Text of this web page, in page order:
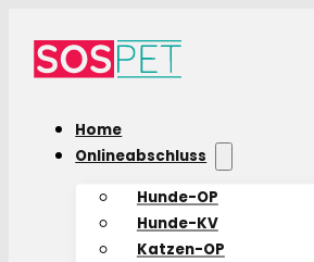
Home
Onlineabschluss
Hunde-OP
Hunde-KV
Katzen-OP